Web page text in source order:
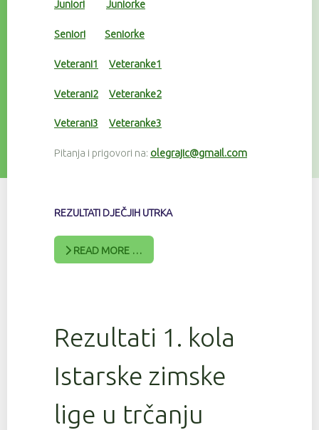
Juniori Juniorke
Seniori Seniorke
Veterani1 Veteranke1
Veterani2 Veteranke2
Veterani3 Veteranke3
Pitanja i prigovori na: olegrajic@gmail.com
REZULTATI DJEČJIH UTRKA
READ MORE …
Rezultati 1. kola
Istarske zimske
lige u trčanju